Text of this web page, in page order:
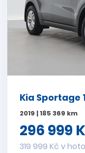
Kia Sportage
2019 | 185 369 km
296 999
319 999 Kč v